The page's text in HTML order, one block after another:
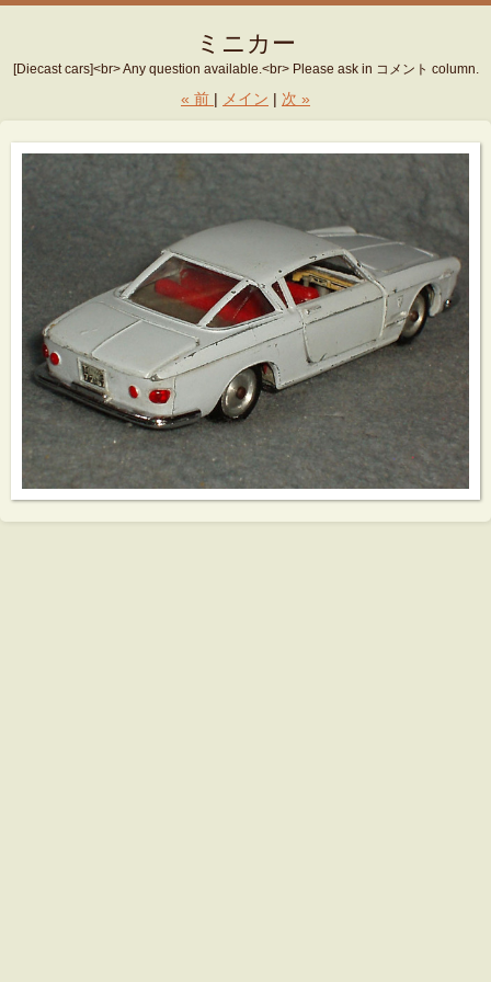
ミニカー
[Diecast cars]<br> Any question available.<br> Please ask in コメント column.
« 前 メイン 次 »